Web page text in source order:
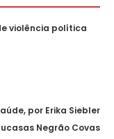
violência política
por Erika Siebler
Negrão Covas